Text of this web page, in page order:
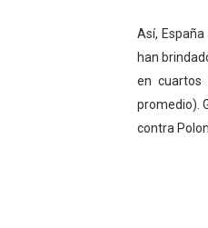
Así,
han
en cuartos
promedio).
contra